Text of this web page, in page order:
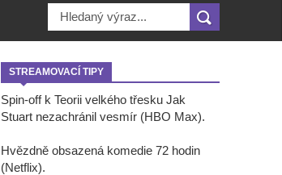
STREAMOVACÍ TIPY
Spin-off k Teorii velkého třesku Jak
Stuart nezachránil vesmír (HBO Max).
Hvězdně obsazená komedie 72 hodin
(Netflix).